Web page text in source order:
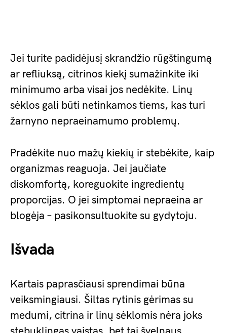
Jei turite padidėjusį skrandžio rūgštingumą
ar refliuksą, citrinos kiekį sumažinkite iki
minimumo arba visai jos nedėkite. Linų
sėklos gali būti netinkamos tiems, kas turi
žarnyno nepraeinamumo problemų.
Pradėkite nuo mažų kiekių ir stebėkite, kaip
organizmas reaguoja. Jei jaučiate
diskomfortą, koreguokite ingredientų
proporcijas. O jei simptomai nepraeina ar
blogėja – pasikonsultuokite su gydytoju.
Išvada
Kartais paprasčiausi sprendimai būna
veiksmingiausi. Šiltas rytinis gėrimas su
medumi, citrina ir linų sėklomis nėra joks